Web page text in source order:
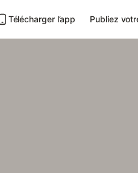
Télécharger l’app Publiez